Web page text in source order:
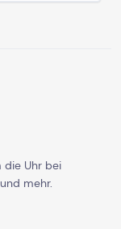
die Uhr bei
mehr.